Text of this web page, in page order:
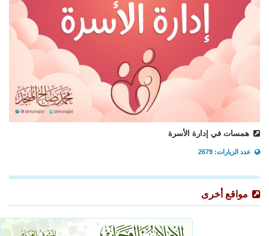
همسات في إدارة الأسرة
عدد الزيارات: 2679
مواقع أخرى